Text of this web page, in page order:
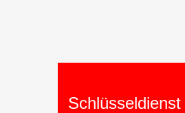
Schlüsseldienst